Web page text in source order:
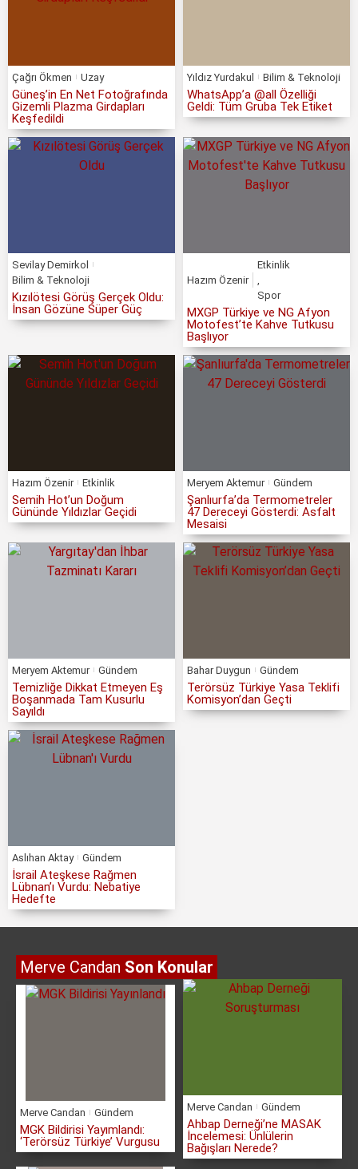
Çağrı Ökmen Uzay
Güneş’in En Net Fotoğrafında
Gizemli Plazma Girdapları
Keşfedildi
Yıldız Yurdakul Bilim & Teknoloji
WhatsApp’a @all Özelliği
Geldi: Tüm Gruba Tek Etiket
Sevilay Demirkol
Bilim & Teknoloji
Kızılötesi Görüş Gerçek Oldu:
İnsan Gözüne Süper Güç
Hazım Özenir
Etkinlik
Spor
MXGP Türkiye ve NG Afyon
Motofest’te Kahve Tutkusu
Başlıyor
Hazım Özenir Etkinlik
Semih Hot’un Doğum
Gününde Yıldızlar Geçidi
Meryem Aktemur Gündem
Şanlıurfa’da Termometreler
47 Dereceyi Gösterdi: Asfalt
Mesaisi
Meryem Aktemur Gündem
Temizliğe Dikkat Etmeyen Eş
Boşanmada Tam Kusurlu
Sayıldı
Bahar Duygun Gündem
Terörsüz Türkiye Yasa Teklifi
Komisyon’dan Geçti
Aslıhan Aktay Gündem
İsrail Ateşkese Rağmen
Lübnan’ı Vurdu: Nebatiye
Hedefte
Merve Candan Son Konular
Merve Candan Gündem
MGK Bildirisi Yayımlandı:
‘Terörsüz Türkiye’ Vurgusu
Merve Candan Gündem
Ahbap Derneği’ne MASAK
İncelemesi: Ünlülerin
Bağışları Nerede?